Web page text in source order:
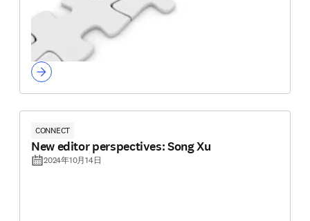
CONNECT
New editor perspectives: Song Xu
2024年10月14日